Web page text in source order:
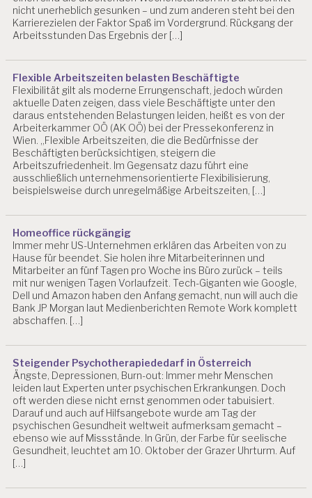
nicht unerheblich gesunken – und zum anderen steht bei den
Karrierezielen der Faktor Spaß im Vordergrund. Rückgang der
Arbeitsstunden Das Ergebnis der […]
Flexible Arbeitszeiten belasten Beschäftigte
Flexibilität gilt als moderne Errungenschaft, jedoch würden
aktuelle Daten zeigen, dass viele Beschäftigte unter den
daraus entstehenden Belastungen leiden, heißt es von der
Arbeiterkammer OÖ (AK OÖ) bei der Pressekonferenz in
Wien. „Flexible Arbeitszeiten, die die Bedürfnisse der
Beschäftigten berücksichtigen, steigern die
Arbeitszufriedenheit. Im Gegensatz dazu führt eine
ausschließlich unternehmensorientierte Flexibilisierung,
beispielsweise durch unregelmäßige Arbeitszeiten, […]
Homeoffice rückgängig
Immer mehr US-Unternehmen erklären das Arbeiten von zu
Hause für beendet. Sie holen ihre Mitarbeiterinnen und
Mitarbeiter an fünf Tagen pro Woche ins Büro zurück – teils
mit nur wenigen Tagen Vorlaufzeit. Tech-Giganten wie Google,
Dell und Amazon haben den Anfang gemacht, nun will auch die
Bank JP Morgan laut Medienberichten Remote Work komplett
abschaffen. […]
Steigender Psychotherapiededarf in Österreich
Ängste, Depressionen, Burn-out: Immer mehr Menschen
leiden laut Experten unter psychischen Erkrankungen. Doch
oft werden diese nicht ernst genommen oder tabuisiert.
Darauf und auch auf Hilfsangebote wurde am Tag der
psychischen Gesundheit weltweit aufmerksam gemacht –
ebenso wie auf Missstände. In Grün, der Farbe für seelische
Gesundheit, leuchtet am 10. Oktober der Grazer Uhrturm. Auf
[…]